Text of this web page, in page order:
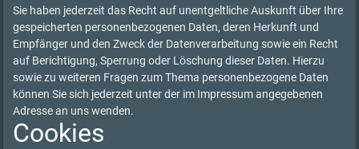
Sie haben jederzeit das Recht auf unentgeltliche Auskunft über Ihre
gespeicherten personenbezogenen Daten, deren Herkunft und
Empfänger und den Zweck der Datenverarbeitung sowie ein Recht
auf Berichtigung, Sperrung oder Löschung dieser Daten. Hierzu
sowie zu weiteren Fragen zum Thema personenbezogene Daten
können Sie sich jederzeit unter der im Impressum angegebenen
Adresse an uns wenden.
Cookies